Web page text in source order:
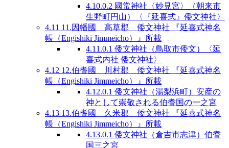
4.10.0.2 國常神社〈妙見宮〉（朝来市
生野町円山）〈『延喜式』倭文神社〉
4.11 11.因幡國 高草郡 倭文神社 『延喜式神名
帳（Engishiki Jimmeicho）』所載
4.11.0.1 倭文神社（鳥取市倭文）〈延
喜式内社 倭文神社〉
4.12 12.伯耆國 川村郡 倭文神社 『延喜式神名
帳（Engishiki Jimmeicho）』所載
4.12.0.1 倭文神社（湯梨浜町）安産の
神として崇敬される伯耆国の一之宮
4.13 13.伯耆國 久米郡 倭文神社 『延喜式神名
帳（Engishiki Jimmeicho）』所載
4.13.0.1 倭文神社（倉吉市志津）伯耆
国三之宮